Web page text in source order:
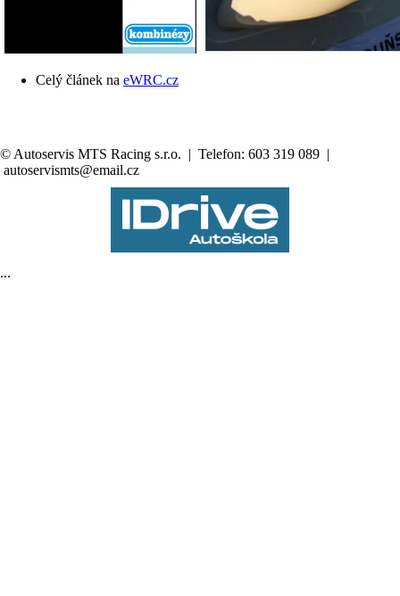
Celý článek na eWRC.cz
© Autoservis MTS Racing s.r.o. | Telefon: 603 319 089 |
autoservismts@email.cz
...